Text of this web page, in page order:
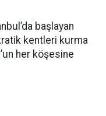
başlayan
kentleri kurma
her köşesine